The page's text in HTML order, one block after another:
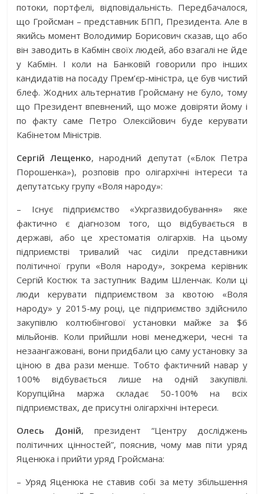
потоки, портфелі, відповідальність. Передбачалося,
що Гройсман – представник БПП, Президента. Але в
якийсь момент Володимир Борисович сказав, що або
він заводить в Кабмін своїх людей, або взагалі не йде
у Кабмін. І коли на Банковій говорили про інших
кандидатів на посаду Прем’єр-міністра, це був чистий
блеф. Жодних альтернатив Гройсману не було, тому
що Президент впевнений, що може довіряти йому і
по факту саме Петро Олексійович буде керувати
Кабінетом Міністрів.
Сергій Лещенко, народний депутат («Блок Петра
Порошенка»), розповів про олігархічні інтереси та
депутатську групу «Воля народу»:
– Існує підприємство «Укргазвидобування» яке
фактично є діагнозом того, що відбувається в
державі, або це хрестоматія олігархів. На цьому
підприємстві тривалий час сиділи представники
політичної групи «Воля народу», зокрема керівник
Сергій Костюк та заступник Вадим Шленчак. Коли ці
люди керувати підприємством за квотою «Воля
народу» у 2015-му році, це підприємство здійснило
закупівлю колтюбінгової установки майже за $6
мільйонів. Коли прийшли нові менеджери, чесні та
незаангажовані, вони придбали цю саму установку за
ціною в два рази менше. Тобто фактичний навар у
100% відбувається лише на одній закупівлі.
Корупційна маржа складає 50-100% на всіх
підприємствах, де присутні олігархічні інтереси.
Олесь Доній, президент “Центру досліджень
політичних цінностей”, пояснив, чому мав піти уряд
Яценюка і прийти уряд Гройсмана:
– Уряд Яценюка не ставив собі за мету збільшення